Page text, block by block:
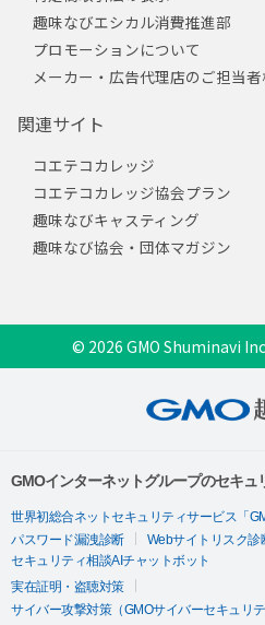
趣味なびエシカル消費推進部
プロモーションについて
メーカー・広告代理店のご担当者
関連サイト
コエテコカレッジ
コエテコカレッジ協会プラン
趣味なびキャスティング
趣味なび協会・団体マガジン
© 2026 GMO Shuminavi